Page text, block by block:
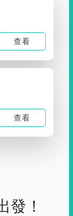
查看
查看
發！